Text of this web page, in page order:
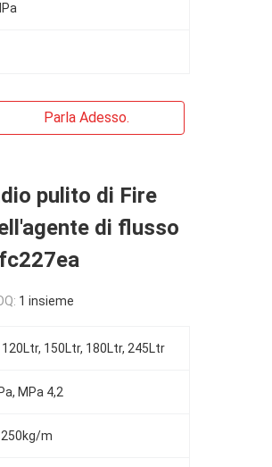
Parla Adesso.
pulito di Fire
di flusso
1 insieme
150Ltr, 180Ltr, 245Ltr
MPa 4,2
m